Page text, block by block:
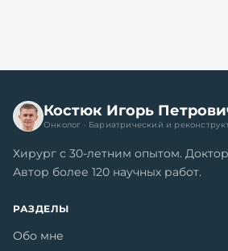
Костюк Игорь
Онколог · Бариатрический и
Хирург с 30-летним опытом.
Автор более 120 научных работ.
РАЗДЕЛЫ
Обо мне